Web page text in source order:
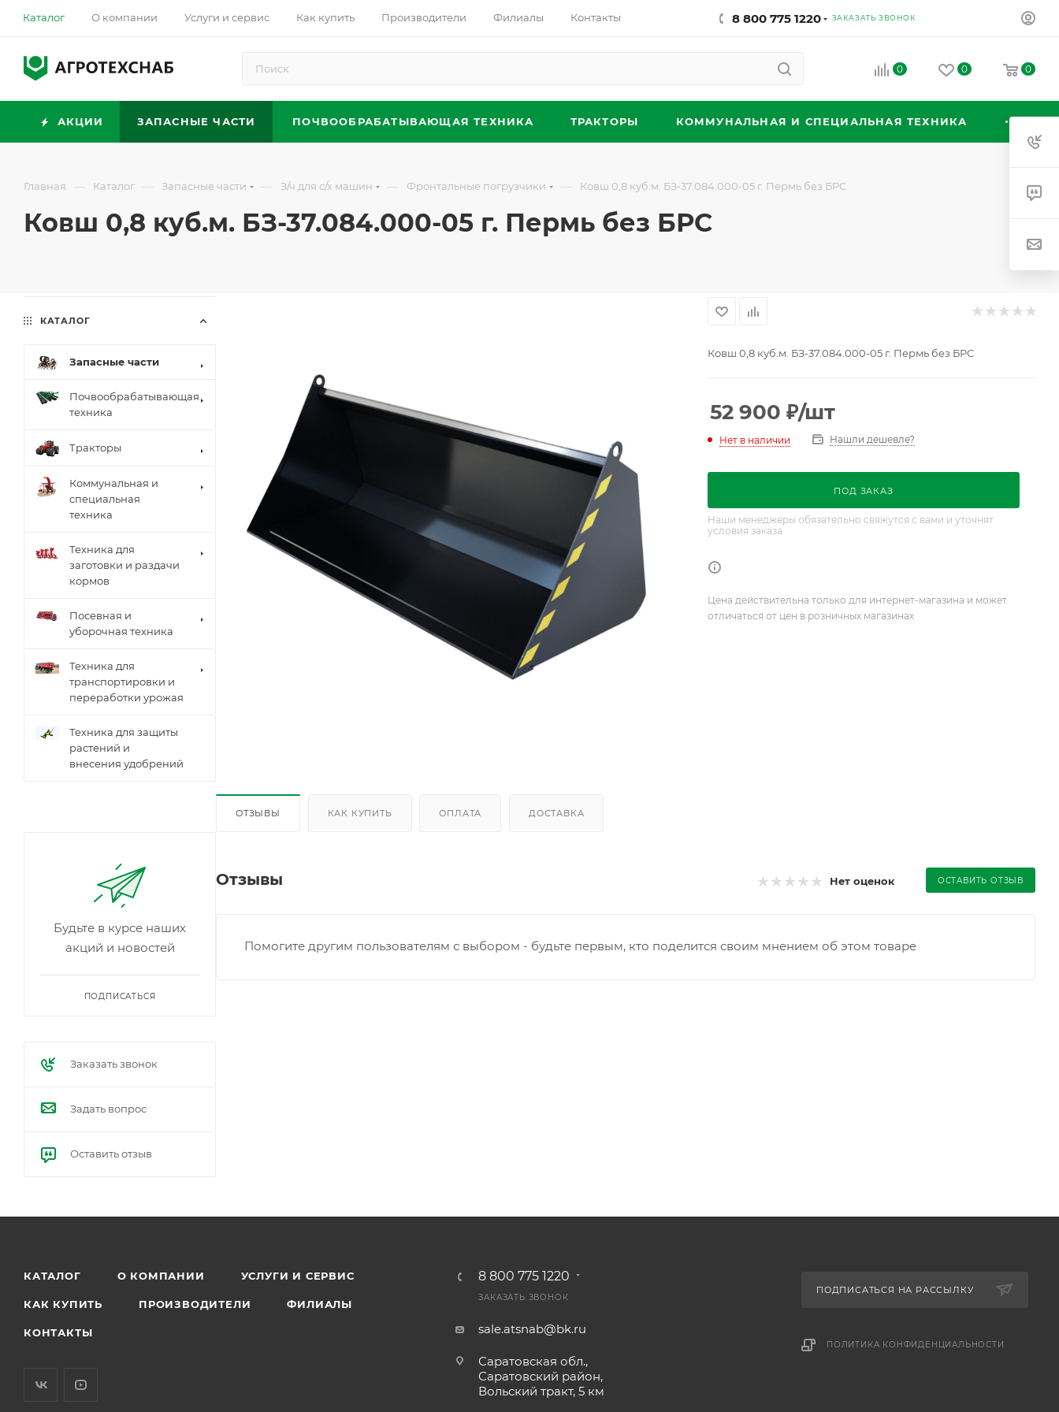
Каталог О компании Услуги и сервис Как купить Производители Филиалы Контакты 8 800 775 1220 ЗАКАЗАТЬ ЗВОНОК
0 0 0
АКЦИИ ЗАПАСНЫЕ ЧАСТИ ПОЧВООБРАБАТЫВАЮЩАЯ ТЕХНИКА ТРАКТОРЫ КОММУНАЛЬНАЯ И СПЕЦИАЛЬНАЯ ТЕХНИКА
Главная — Каталог — Запасные части — З/ч для с/х машин — Фронтальные погрузчики — Ковш 0,8 куб.м. БЗ-37.084.000-05 г. Пермь без БРС
Ковш 0,8 куб.м. БЗ-37.084.000-05 г. Пермь без БРС
Ковш 0,8 куб.м. БЗ-37.084.000-05 г. Пермь без БРС
52 900 ₽/шт
Нет в наличии Нашли дешевле?
ПОД ЗАКАЗ
Наши менеджеры обязательно свяжутся с вами и уточнят
условия заказа
Цена действительна только для интернет-магазина и может
отличаться от цен в розничных магазинах
ОТЗЫВЫ КАК КУПИТЬ ОПЛАТА ДОСТАВКА
Отзывы Нет оценок ОСТАВИТЬ ОТЗЫВ
Помогите другим пользователям с выбором - будьте первым, кто поделится своим мнением об этом товаре
КАТАЛОГ
Запасные части
Почвообрабатывающая
техника
Тракторы
Коммунальная и
специальная
техника
Техника для
заготовки и раздачи
кормов
Посевная и
уборочная техника
Техника для
транспортировки и
переработки урожая
Техника для защиты
растений и
внесения удобрений
Будьте в курсе наших
акций и новостей
ПОДПИСАТЬСЯ
Заказать звонок
Задать вопрос
Оставить отзыв
КАТАЛОГ О КОМПАНИИ УСЛУГИ И СЕРВИС
КАК КУПИТЬ ПРОИЗВОДИТЕЛИ ФИЛИАЛЫ
КОНТАКТЫ
8 800 775 1220
ЗАКАЗАТЬ ЗВОНОК
sale.atsnab@bk.ru
Саратовская обл.,
Саратовский район,
Вольский тракт, 5 км
ПОДПИСАТЬСЯ НА РАССЫЛКУ
ПОЛИТИКА КОНФИДЕНЦИАЛЬНОСТИ